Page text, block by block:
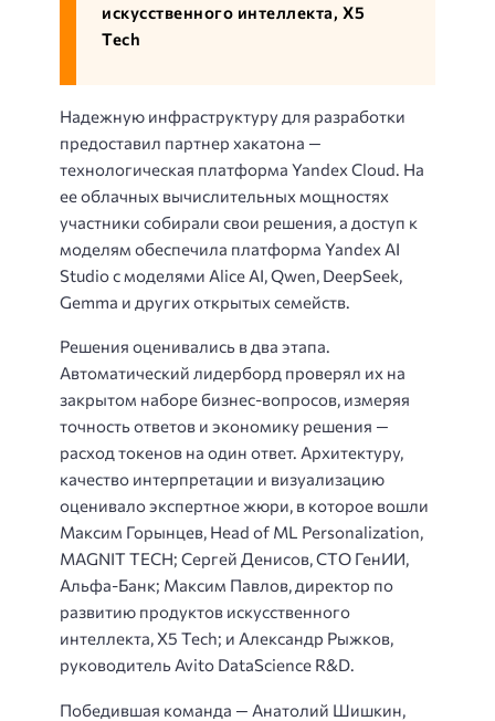
искусственного интеллекта, X5
Tech
Надежную инфраструктуру для разработки
предоставил партнер хакатона —
технологическая платформа Yandex Cloud. На
ее облачных вычислительных мощностях
участники собирали свои решения, а доступ к
моделям обеспечила платформа Yandex AI
Studio с моделями Alice AI, Qwen, DeepSeek,
Gemma и других открытых семейств.
Решения оценивались в два этапа.
Автоматический лидерборд проверял их на
закрытом наборе бизнес-вопросов, измеряя
точность ответов и экономику решения —
расход токенов на один ответ. Архитектуру,
качество интерпретации и визуализацию
оценивало экспертное жюри, в которое вошли
Максим Горынцев, Head of ML Personalization,
MAGNIT TECH; Сергей Денисов, CTO ГенИИ,
Альфа-Банк; Максим Павлов, директор по
развитию продуктов искусственного
интеллекта, X5 Tech; и Александр Рыжков,
руководитель Avito DataScience R&D.
Победившая команда — Анатолий Шишкин,